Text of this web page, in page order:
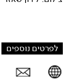
לפרטים נוספים